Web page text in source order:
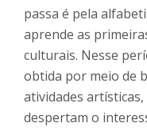
passa é pela
aprende as
culturais. Nesse
obtida por meio de
atividades
despertam o